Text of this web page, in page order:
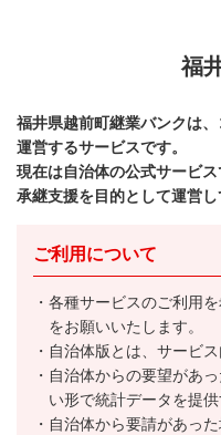
福
福井県越前町継業バンクは
運営するサービスです。
現在は自治体の公式サービ
承継支援を目的として運営し
ご利用について
各種サービスのご利用
をお願いいたします。
自治体版とは、サービス
自治体からの要望があ
い形で統計データを提供
自治体から要請があっ